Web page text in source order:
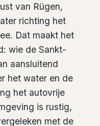
van Rügen,
richting het
Dat maakt het
wie de Sankt-
aansluitend
het water en de
het autovrije
is rustig,
met de